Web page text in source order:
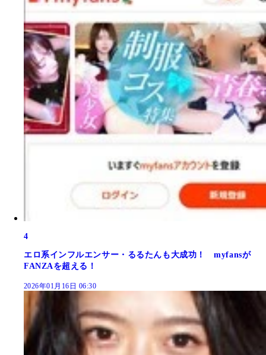
4
エロ系インフルエンサー・るるたんも大成功！ myfansが
FANZAを超える！
2026年01月16日 06:30